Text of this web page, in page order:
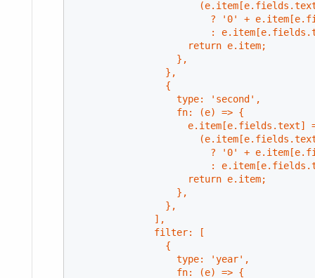
? '0' +
:
                    return e.item;
                  },
                },
                {
                  type: 'second',
                  fn: (e) => {
e.item[e.fields.text]
? '0' +
:
                    return e.item;
                  },
                },
              ],
              filter: [
                {
                  type: 'year',
                  fn: (e) => {